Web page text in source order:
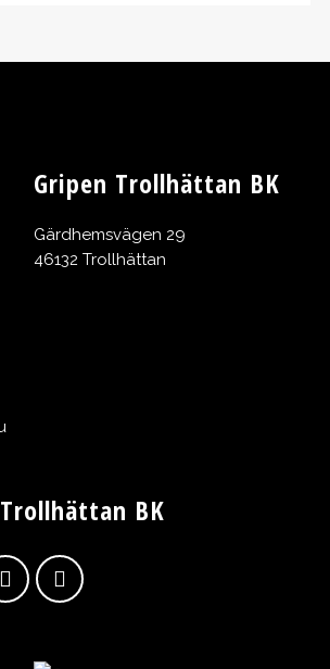
Gripen Trollhättan BK
Gärdhemsvägen 29
46132 Trollhättan
BK